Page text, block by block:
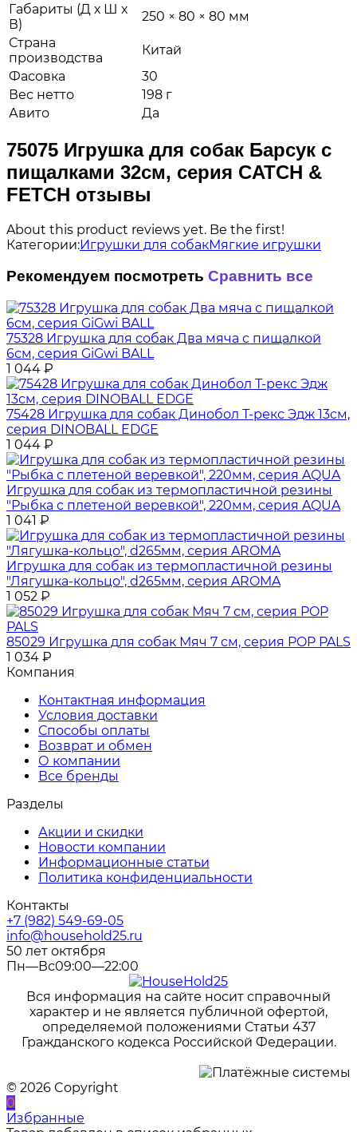
Габариты (Д х Ш х
В)
250 × 80 × 80 мм
Страна
производства
Китай
Фасовка
30
Вес нетто
198 г
Авито
Да
75075 Игрушка для собак Барсук с
пищалками 32см, серия CATCH &
FETCH отзывы
About this product reviews yet. Be the first!
Категории:Игрушки для собакМягкие игрушки
Рекомендуем посмотреть Сравнить все
75328 Игрушка для собак Два мяча с пищалкой
6см, серия GiGwi BALL
1 044 ₽
75428 Игрушка для собак Динобол Т-рекс Эдж 13см,
серия DINOBALL EDGE
1 044 ₽
Игрушка для собак из термопластичной резины
"Рыбка с плетеной веревкой", 220мм, серия AQUA
1 041 ₽
Игрушка для собак из термопластичной резины
"Лягушка-кольцо", d265мм, серия AROMA
1 052 ₽
85029 Игрушка для собак Мяч 7 см, серия POP PALS
1 034 ₽
Компания
Контактная информация
Условия доставки
Способы оплаты
Возврат и обмен
О компании
Все бренды
Разделы
Акции и скидки
Новости компании
Информационные статьи
Политика конфиденциальности
Контакты
+7 (982) 549-69-05
info@household25.ru
50 лет октября
Пн—Вс09:00—22:00
Вся информация на сайте носит справочный
характер и не является публичной офертой,
определяемой положениями Статьи 437
Гражданского кодекса Российской Федерации.
© 2026 Copyright
0
Избранные